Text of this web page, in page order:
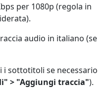
per 1080p (regola in
audio in italiano (se
i sottotitoli se necessario
> "Aggiungi traccia").